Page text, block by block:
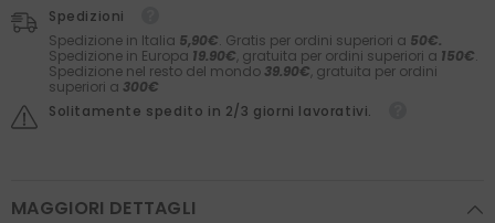
Spedizioni
Spedizione in Italia 5,90€. Gratis per ordini superiori a 50€.
Spedizione in Europa 19.90€, gratuita per ordini superiori a 150€.
Spedizione nel resto del mondo 39.90€, gratuita per ordini
superiori a 300€
Solitamente spedito in 2/3 giorni lavorativi.
MAGGIORI DETTAGLI